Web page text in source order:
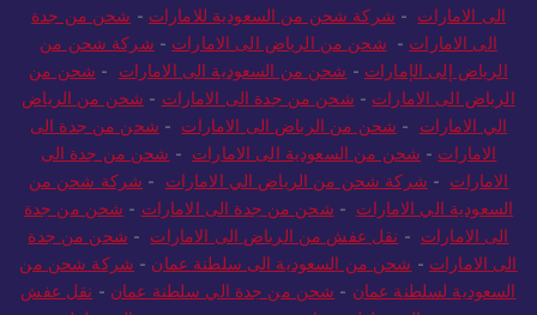
الى الامارات - شركة شحن من السعودية للامارات - شحن من جدة
الى الامارات - شحن من الرياض الى الامارات - شركة شحن من
الرياض إلى الإمارات - شحن من السعودية الى الامارات - شحن من
الرياض الى الامارات - شحن من جدة الى الامارات - شحن من الرياض
الي الامارات - شحن من الرياض الى الامارات - شحن من جدة الى
الامارات - شحن من السعودية الى الامارات - شحن من جدة الى
الامارات - شركة شحن من الرياض الي الامارات - شركة شحن من
السعودية الي الامارات - شحن من جدة الى الامارات - شحن من جدة
الى الامارات - نقل عفش من الرياض الى الامارات - شحن من جدة
الى الامارات - شحن من السعودية الى سلطنة عمان - شركة شحن من
السعودية لسلطنة عمان - شحن من جدة الي سلطنة عمان - نقل عفش